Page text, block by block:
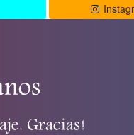
Gracias!